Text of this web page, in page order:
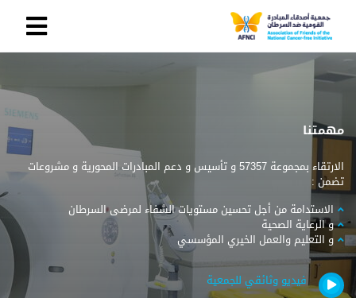
مهمتنا
الارتقاء بمجموعة 57357 و تأسيس و دعم المبادرات المحورية و مشروعات
تضمن :
الاستدامة من أجل تحسين مستويات الشفاء لمرضى السرطان
و الرعاية الصحية
و التعليم والعمل الخيري المؤسسي
فيديو وثائقي للجمعية